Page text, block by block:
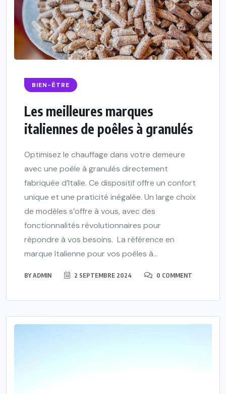
BIEN-ÊTRE
Les meilleures marques
italiennes de poêles à granulés
Optimisez le chauffage dans votre demeure
avec une poêle à granulés directement
fabriquée d’Italie. Ce dispositif offre un confort
unique et une praticité inégalée. Un large choix
de modèles s’offre à vous, avec des
fonctionnalités révolutionnaires pour
répondre à vos besoins. La référence en
marque Italienne pour vos poêles à...
BYADMIN 2 SEPTEMBRE 2024 0 COMMENT